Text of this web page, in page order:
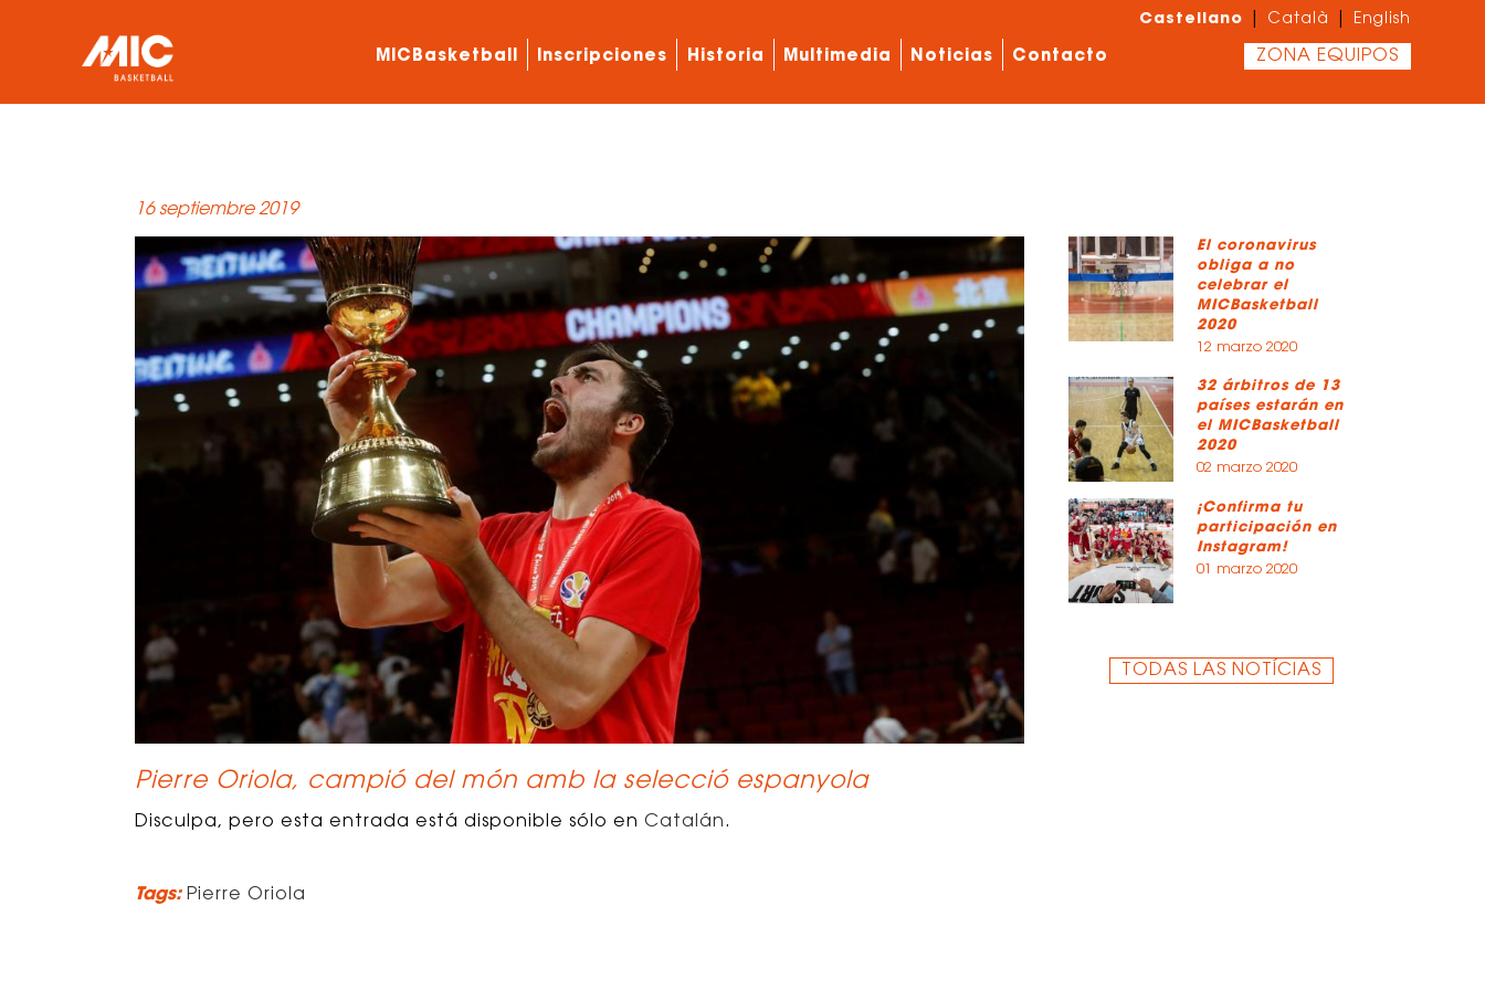
Castellano Català English
ZONA EQUIPOS
MICBasketball Inscripciones Historia Multimedia Noticias Contacto
16 septiembre 2019
Pierre Oriola, campió del món amb la selecció espanyola
Disculpa, pero esta entrada está disponible sólo en Catalán.
Tags: Pierre Oriola
El coronavirus
obliga a no
celebrar el
MICBasketball
2020
12 marzo 2020
32 árbitros de 13
países estarán en
el MICBasketball
2020
02 marzo 2020
¡Confirma tu
participación en
Instagram!
01 marzo 2020
TODAS LAS NOTÍCIAS